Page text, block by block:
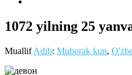
1072 yilning 25
MuallifAdib: Muborak kun,